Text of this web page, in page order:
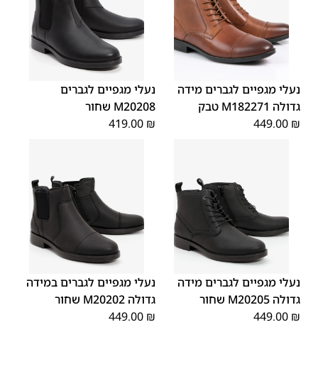
נעלי מגפיים לגברים מידה
גדולה M182271 טבק
449.00 ₪
40
41
42
43
44
נעלי מגפיים לגברים
M20208 שחור
419.00 ₪
נעלי מגפיים לגברים מידה
גדולה M20205 שחור
449.00 ₪
נעלי מגפיים לגברים במידה
גדולה M20202 שחור
449.00 ₪